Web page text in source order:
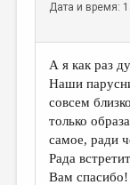
Дата и время:
А я как раз
Наши
совсем
только
самое, ради
Рада
Вам спасибо!